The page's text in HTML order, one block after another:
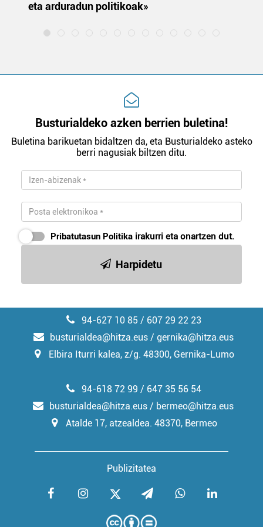
eta arduradun politikoak»
Busturialdeko azken berrien buletina!
Buletina barikuetan bidaltzen da, eta Busturialdeko asteko
berri nagusiak biltzen ditu.
Pribatutasun Politika irakurri eta onartzen dut.
Harpidetu
94-627 10 85 / 607 29 22 23
busturialdea@hitza.eus / gernika@hitza.eus
Elbira Iturri kalea, z/g. 48300, Gernika-Lumo
Publizitatea
94-618 72 99 / 647 35 56 54
busturialdea@hitza.eus / bermeo@hitza.eus
Atalde 17, atzealdea. 48370, Bermeo